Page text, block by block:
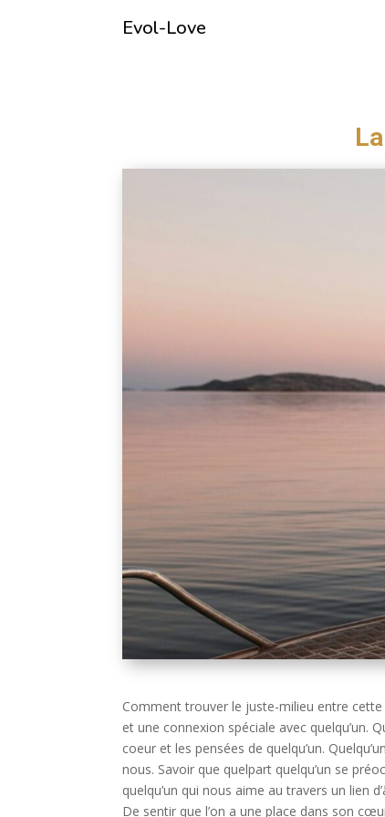
Evol-Love
Comment trouver le juste-milieu entre
et une connexion spéciale avec quelqu’un.
coeur et les pensées de quelqu’un.
nous. Savoir que quelpart quelqu’un se
quelqu’un qui nous aime au travers un lien
De sentir que l’on a une place dans son